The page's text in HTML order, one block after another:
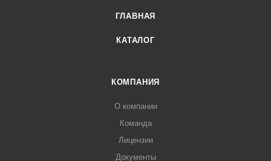
ГЛАВНАЯ
КАТАЛОГ
КОМПАНИЯ
О компании
Команда
Лицензии
Документы